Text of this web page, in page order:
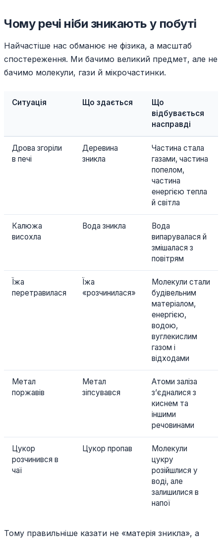
Чому речі ніби зникають у побуті
Найчастіше нас обманює не фізика, а масштаб
спостереження. Ми бачимо великий предмет, але не
бачимо молекули, гази й мікрочастинки.
Ситуація Що здається
Що
відбувається
насправді
Дрова згоріли
в печі
Деревина
зникла
Частина стала
газами, частина
попелом,
частина
енергією тепла
й світла
Калюжа
висохла
Вода зникла
Вода
випарувалася й
змішалася з
повітрям
Їжа
перетравилася
Їжа
«розчинилася»
Молекули стали
будівельним
матеріалом,
енергією,
водою,
вуглекислим
газом і
відходами
Метал
поржавів
Метал
зіпсувався
Атоми заліза
з’єдналися з
киснем та
іншими
речовинами
Цукор
розчинився в
чаї
Цукор пропав
Молекули
цукру
розійшлися у
воді, але
залишилися в
напої
Тому правильніше казати не «матерія зникла», а